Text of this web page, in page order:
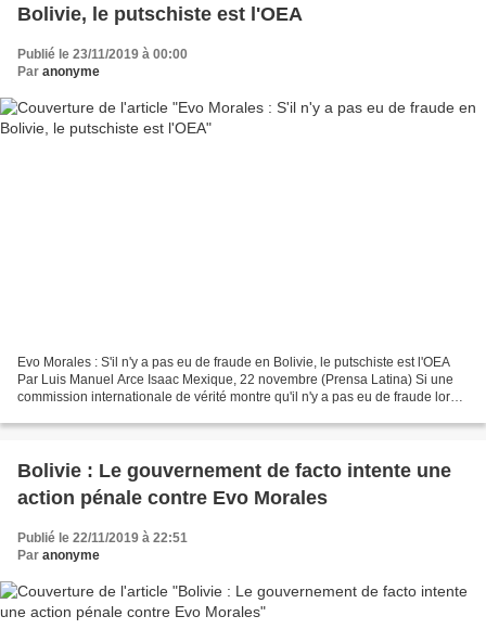
Bolivie, le putschiste est l'OEA
Publié le 23/11/2019 à 00:00
Par anonyme
Evo Morales : S'il n'y a pas eu de fraude en Bolivie, le putschiste est l'OEA
Par Luis Manuel Arce Isaac Mexique, 22 novembre (Prensa Latina) Si une
commission internationale de vérité montre qu'il n'y a pas eu de fraude lors
Bolivie : Le gouvernement de facto intente une
action pénale contre Evo Morales
Publié le 22/11/2019 à 22:51
Par anonyme